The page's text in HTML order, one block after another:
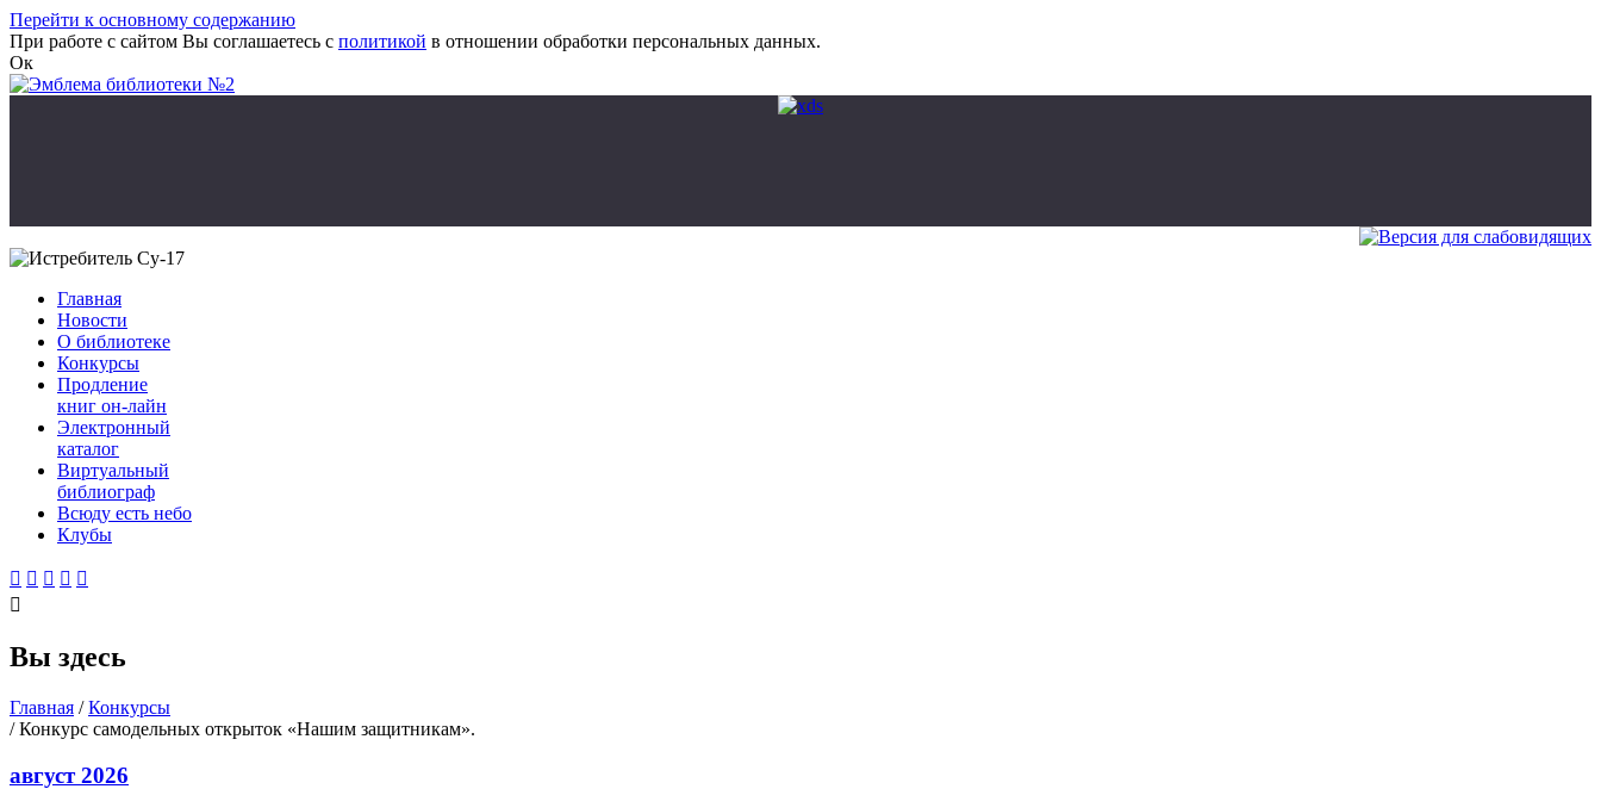
Перейти к основному содержанию
При работе с сайтом Вы соглашаетесь с политикой в отношении обработки персональных данных.
Ок
Главная
Новости
О библиотеке
Конкурсы
Продление
книг он-лайн
Электронный
каталог
Виртуальный
библиограф
Всюду есть небо
Клубы
    

Вы здесь
Главная / Конкурсы
/ Конкурс самодельных открыток «Нашим защитникам».
август 2026